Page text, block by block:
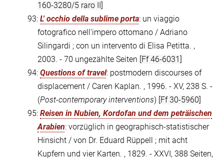
160-3280/5 raro II]
93: L' occhio della sublime porta: un viaggio
fotografico nell'impero ottomano / Adriano
Silingardi ; con un intervento di Elisa Petitta. ,
2003. - 70 ungezählte Seiten [Ff 46-6031]
94: Questions of travel: postmodern discourses of
displacement / Caren Kaplan. , 1996. - XV, 238 S. -
(Post-contemporary interventions) [Ff 30-5960]
95: Reisen in Nubien, Kordofan und dem peträischen
Arabien: vorzüglich in geographisch-statistischer
Hinsicht / von Dr. Eduard Rüppell ; mit acht
Kupfern und vier Karten. , 1829. - XXVI, 388 Seiten,